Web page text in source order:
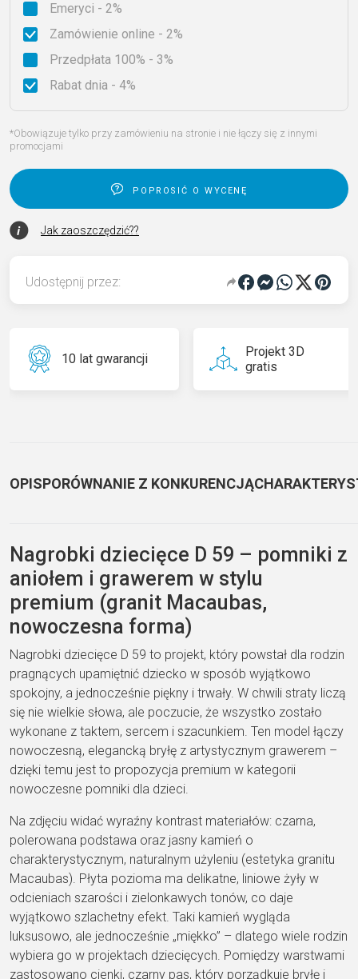
Emeryci - 2%
Zamówienie online - 2%
Przedpłata 100% - 3%
Rabat dnia - 4%
*Obowiązuje tylko przy zamówieniu na stronie i nie łączy się z innymi
promocjami
poprosić o wycenę
Jak zaoszczędzić??
Udostępnij przez:
10 lat gwarancji
Projekt 3D
gratis
OPISPORÓWNANIE Z KONKURENCJĄ
Nagrobki dziecięce D 59 – pomniki z
aniołem i grawerem w stylu
premium (granit Macaubas,
nowoczesna forma)
Nagrobki dziecięce D 59 to projekt, który powstał dla rodzin
pragnących upamiętnić dziecko w sposób wyjątkowo
spokojny, a jednocześnie piękny i trwały. W chwili straty liczą
się nie wielkie słowa, ale poczucie, że wszystko zostało
wykonane z taktem, sercem i szacunkiem. Ten model łączy
nowoczesną, elegancką bryłę z artystycznym grawerem –
dzięki temu jest to propozycja premium w kategorii
nowoczesne pomniki dla dzieci.
Na zdjęciu widać wyraźny kontrast materiałów: czarna,
polerowana podstawa oraz jasny kamień o
charakterystycznym, naturalnym użyleniu (estetyka granitu
Macaubas). Płyta pozioma ma delikatne, liniowe żyły w
odcieniach szarości i zielonkawych tonów, co daje
wyjątkowo szlachetny efekt. Taki kamień wygląda
luksusowo, ale jednocześnie „miękko” – dlatego wiele rodzin
wybiera go w projektach dziecięcych. Pomiędzy warstwami
zastosowano cienki, czarny pas, który porządkuje bryłę i